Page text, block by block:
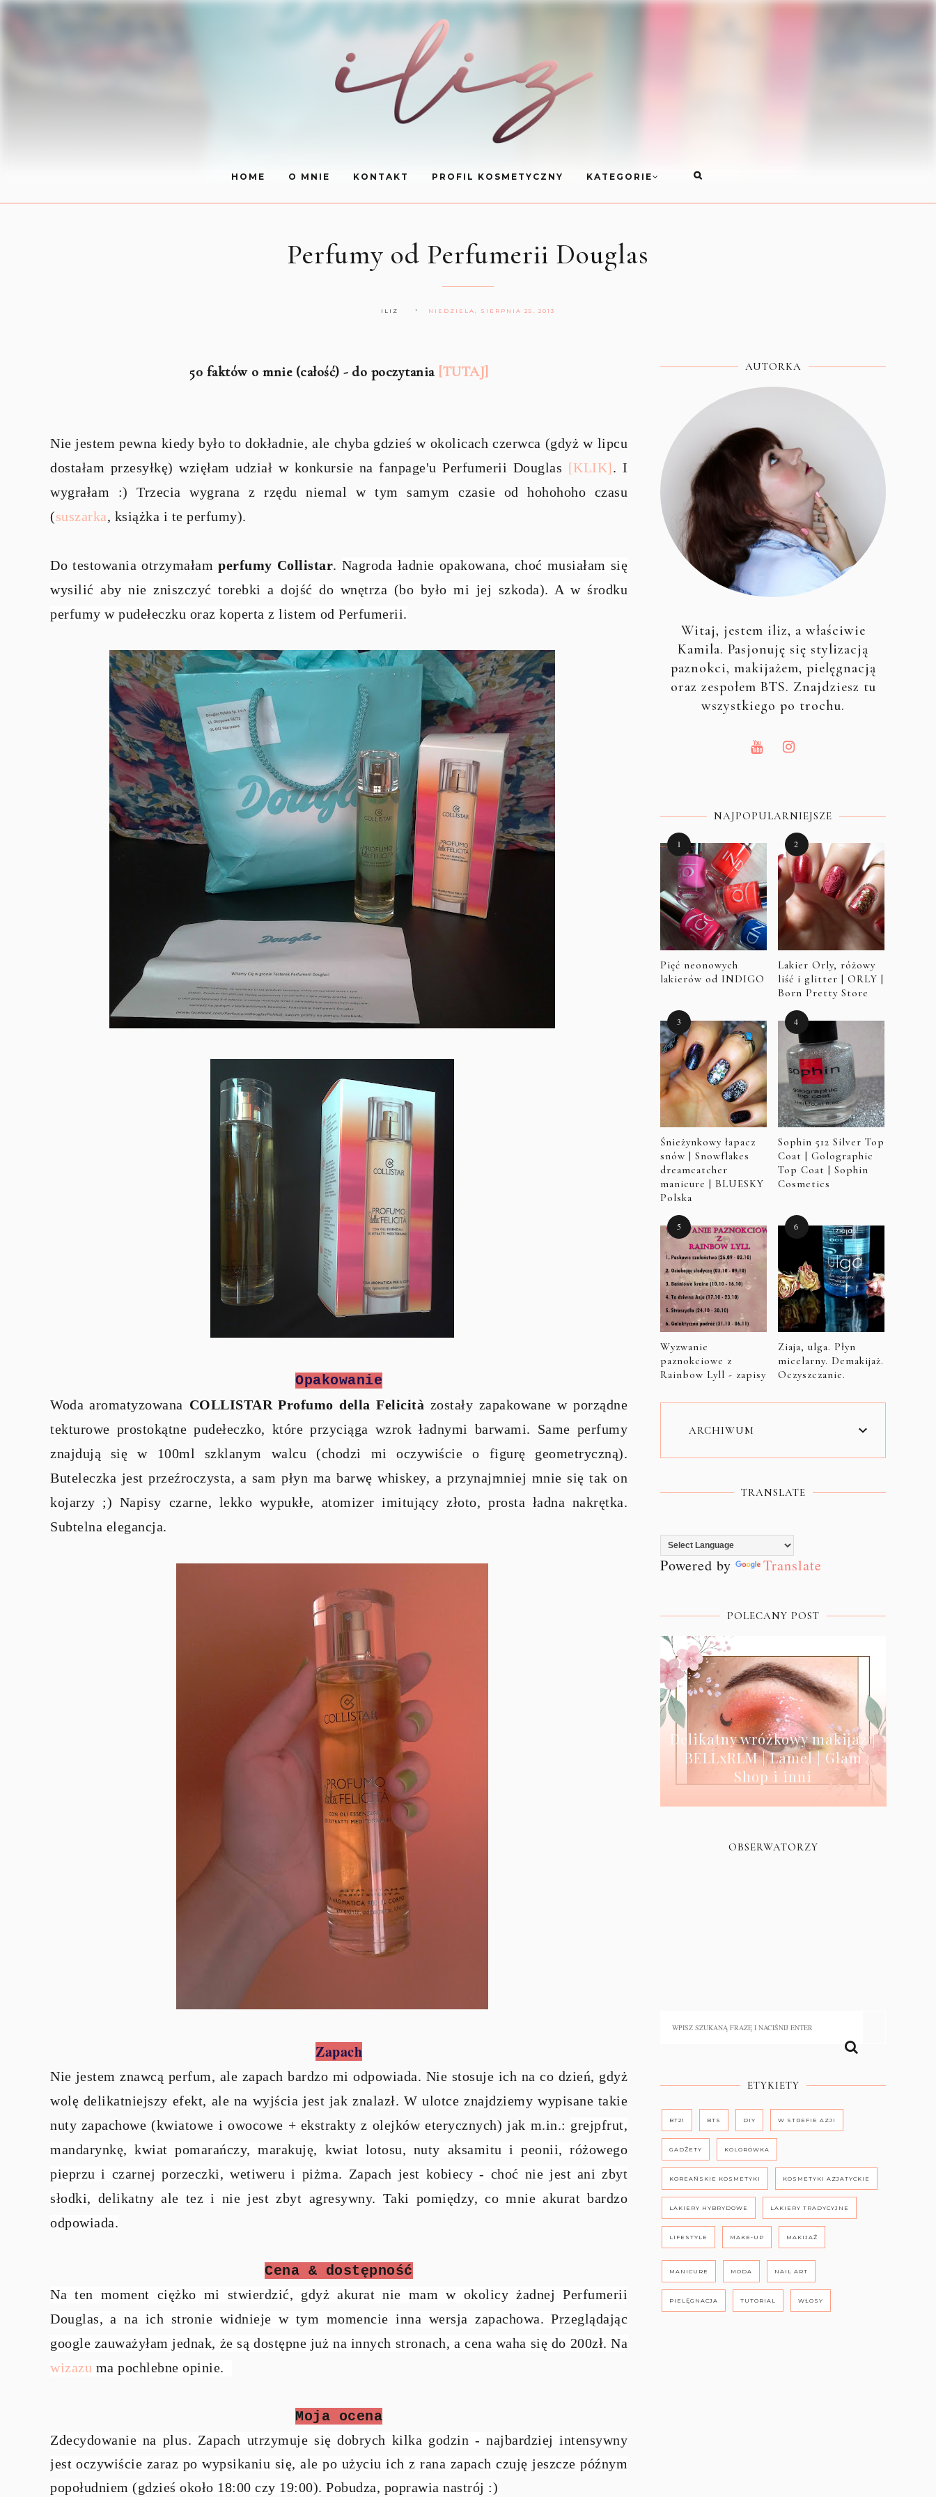
HOME O MNIE KONTAKT PROFIL KOSMETYCZNY KATEGORIE
Perfumy od Perfumerii Douglas
ILIZ NIEDZIELA, SIERPNIA 25, 2013
50 faktów o mnie (całość) - do poczytania [TUTAJ]
Nie jestem pewna kiedy było to dokładnie, ale chyba gdzieś w okolicach czerwca (gdyż w lipcu
dostałam przesyłkę) wzięłam udział w konkursie na fanpage'u Perfumerii Douglas [KLIK]. I
wygrałam :) Trzecia wygrana z rzędu niemal w tym samym czasie od hohohoho czasu
(suszarka, książka i te perfumy).
Do testowania otrzymałamperfumy Collistar. Nagroda ładnie opakowana, choć musiałam się
wysilić aby nie zniszczyć torebki a dojść do wnętrza (bo było mi jej szkoda). A w środku
perfumy w pudełeczku oraz koperta z listem od Perfumerii.
Opakowanie
Woda aromatyzowana COLLISTAR Profumo della Felicità zostały zapakowane w porządne
tekturowe prostokątne pudełeczko, które przyciąga wzrok ładnymi barwami. Same perfumy
znajdują się w 100ml szklanym walcu (chodzi mi oczywiście o figurę geometryczną).
Buteleczka jest przeźroczysta, a sam płyn ma barwę whiskey, a przynajmniej mnie się tak on
kojarzy ;) Napisy czarne, lekko wypukłe, atomizer imitujący złoto, prosta ładna nakrętka.
Subtelna elegancja.
Zapach
Nie jestem znawcą perfum, ale zapach bardzo mi odpowiada. Nie stosuje ich na co dzień, gdyż
wolę delikatniejszy efekt, ale na wyjścia jest jak znalazł. W ulotce znajdziemy wypisane takie
nuty zapachowe (kwiatowe i owocowe + ekstrakty z olejków eterycznych) jak m.in.: grejpfrut,
mandarynkę, kwiat pomarańczy, marakuję, kwiat lotosu, nuty aksamitu i peonii, różowego
pieprzu i czarnej porzeczki, wetiweru i piżma. Zapach jest kobiecy - choć nie jest ani zbyt
słodki, delikatny ale tez i nie jest zbyt agresywny. Taki pomiędzy, co mnie akurat bardzo
odpowiada.
Cena & dostępność
Na ten moment ciężko mi stwierdzić, gdyż akurat nie mam w okolicy żadnej Perfumerii
Douglas, a na ich stronie widnieje w tym momencie inna wersja zapachowa. Przeglądając
google zauważyłam jednak, że są dostępne już na innych stronach, a cena waha się do 200zł. Na
wizazu ma pochlebne opinie.
Moja ocena
Zdecydowanie na plus. Zapach utrzymuje się dobrych kilka godzin - najbardziej intensywny
jest oczywiście zaraz po wypsikaniu się, ale po użyciu ich z rana zapach czuję jeszcze późnym
popołudniem (gdzieś około 18:00 czy 19:00). Pobudza, poprawia nastrój :)
AUTORKA
Witaj, jestem iliz, a właściwie
Kamila. Pasjonuję się stylizacją
paznokci, makijażem, pielęgnacją
oraz zespołem BTS. Znajdziesz tu
wszystkiego po trochu.
NAJPOPULARNIEJSZE
Pięć neonowych
lakierów od INDIGO
Lakier Orly, różowy
liść i glitter | ORLY |
Born Pretty Store
Śnieżynkowy łapacz
snów | Snowflakes
dreamcatcher
manicure | BLUESKY
Polska
Sophin 512 Silver Top
Coat | Golographic
Top Coat | Sophin
Cosmetics
Wyzwanie
paznokciowe z
Rainbow Lyll - zapisy
Ziaja, ulga. Płyn
micelarny. Demakijaż.
Oczyszczanie.
ARCHIWUM
TRANSLATE
Powered by Translate
POLECANY POST
Delikatny wróżkowy makijaż |
BELLxRLM | Lamel | Glam
Shop i inni
OBSERWATORZY
ETYKIETY
BT21 BTS DIY W STREFIE AZJI
GADŻETY KOLORÓWKA
KOREAŃSKIE KOSMETYKI KOSMETYKI AZJATYCKIE
LAKIERY HYBRYDOWE LAKIERY TRADYCYJNE
LIFESTYLE MAKE-UP MAKIJAŻ
MANICURE MODA NAIL ART
PIELĘGNACJA TUTORIAL WŁOSY